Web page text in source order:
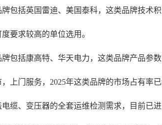
包括英国雷迪、美国泰科，这类品牌技术
要求较高的单位选用。
包括康高特、华天电力，这类品牌产品参
上门服务，2025年这类品牌的市场占有率
缆、变压器的全套运维检测需求，目前已